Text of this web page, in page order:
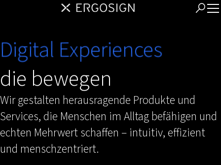
Digital Experiences
die bewegen
Wir gestalten herausragende Produkte und
Services, die Menschen im Alltag befähigen und
echten Mehrwert schaffen – intuitiv, effizient
und menschzentriert.